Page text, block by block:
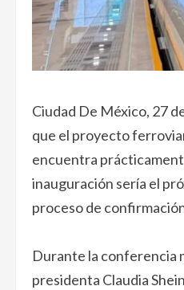
Ciudad De México, 27
que el proyecto
encuentra
inauguración sería el
proceso de
Durante la conferencia
presidenta Claudia